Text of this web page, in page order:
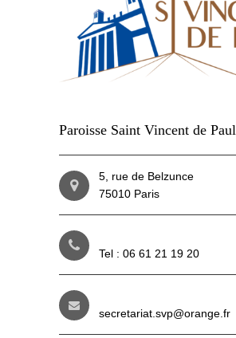
Paroisse Saint Vincent de Paul
5, rue de Belzunce
75010 Paris
Tel : 06 61 21 19 20
secretariat.svp@orange.fr